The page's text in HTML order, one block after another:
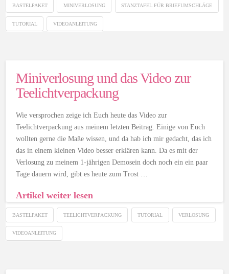
BASTELPAKET MINIVERLOSUNG STANZTAFEL FÜR BRIEFUMSCHLÄGE
TUTORIAL VIDEOANLEITUNG
Miniverlosung und das Video zur
Teelichtverpackung
Wie versprochen zeige ich Euch heute das Video zur
Teelichtverpackung aus meinem letzten Beitrag. Einige von Euch
wollten gerne die Maße wissen, und da hab ich mir gedacht, das ich
das in einem kleinen Video besser erklären kann. Da es mit der
Verlosung zu meinem 1-jährigen Demosein doch noch ein ein paar
Tage dauern wird, gibt es heute zum Trost …
Artikel weiter lesen
BASTELPAKET TEELICHTVERPACKUNG TUTORIAL VERLOSUNG
VIDEOANLEITUNG